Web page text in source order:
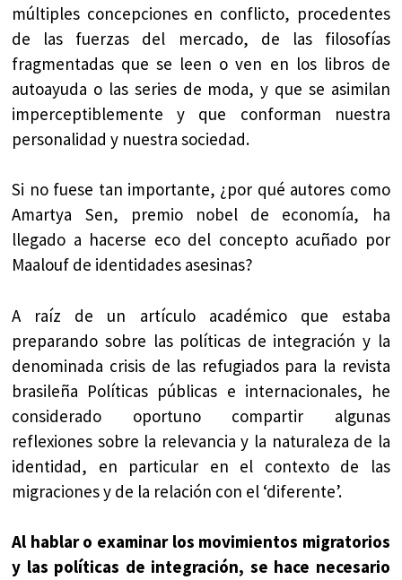
múltiples concepciones en conflicto, procedentes
de las fuerzas del mercado, de las filosofías
fragmentadas que se leen o ven en los libros de
autoayuda o las series de moda, y que se asimilan
imperceptiblemente y que conforman nuestra
personalidad y nuestra sociedad.
Si no fuese tan importante, ¿por qué autores como
Amartya Sen, premio nobel de economía, ha
llegado a hacerse eco del concepto acuñado por
Maalouf de identidades asesinas?
A raíz de un artículo académico que estaba
preparando sobre las políticas de integración y la
denominada crisis de las refugiados para la revista
brasileña Políticas públicas e internacionales, he
considerado oportuno compartir algunas
reflexiones sobre la relevancia y la naturaleza de la
identidad, en particular en el contexto de las
migraciones y de la relación con el ‘diferente’.
Al hablar o examinar los movimientos migratorios
y las políticas de integración, se hace necesario